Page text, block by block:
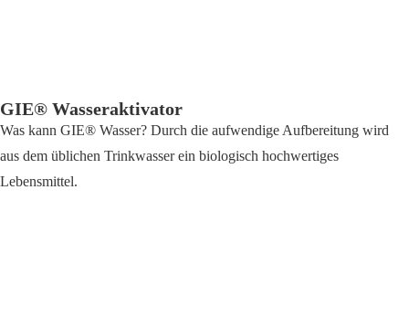
GIE® Wasseraktivator
Was kann GIE® Wasser? Durch die aufwendige Aufbereitung wird
aus dem üblichen Trinkwasser ein biologisch hochwertiges
Lebensmittel.